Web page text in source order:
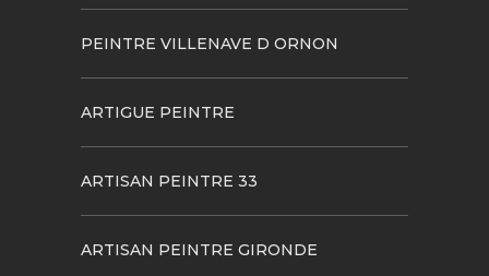
PEINTRE VILLENAVE D ORNON
ARTIGUE PEINTRE
ARTISAN PEINTRE 33
ARTISAN PEINTRE GIRONDE